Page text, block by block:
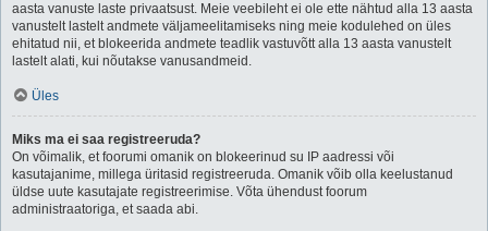
aasta vanuste laste privaatsust. Meie veebileht ei ole ette nähtud alla 13 aasta
vanustelt lastelt andmete väljameelitamiseks ning meie kodulehed on üles
ehitatud nii, et blokeerida andmete teadlik vastuvõtt alla 13 aasta vanustelt
lastelt alati, kui nõutakse vanusandmeid.
Üles
Miks ma ei saa registreeruda?
On võimalik, et foorumi omanik on blokeerinud su IP aadressi või
kasutajanime, millega üritasid registreeruda. Omanik võib olla keelustanud
üldse uute kasutajate registreerimise. Võta ühendust foorum
administraatoriga, et saada abi.